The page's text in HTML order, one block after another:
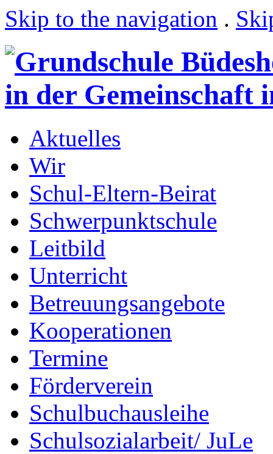
Skip to the navigation .
Aktuelles
Wir
Schul-Eltern-Beirat
Schwerpunktschule
Leitbild
Unterricht
Betreuungsangebote
Kooperationen
Termine
Förderverein
Schulbuchausleihe
Schulsozialarbeit/ JuLe